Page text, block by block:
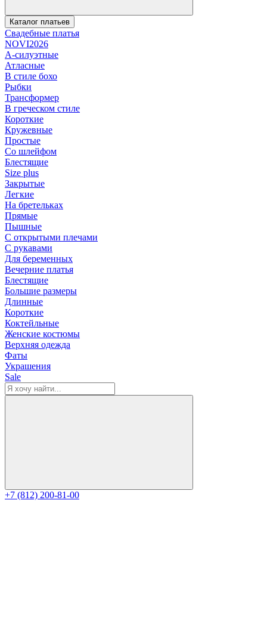
Каталог платьев
Свадебные платья
NOVI2026
А-силуэтные
Атласные
В стиле бохо
Рыбки
Трансформер
В греческом стиле
Короткие
Кружевные
Простые
Со шлейфом
Блестящие
Size plus
Закрытые
Легкие
На бретельках
Прямые
Пышные
С открытыми плечами
С рукавами
Для беременных
Вечерние платья
Блестящие
Большие размеры
Длинные
Короткие
Коктейльные
Женские костюмы
Верхняя одежда
Фаты
Украшения
Sale
+7 (812) 200-81-00